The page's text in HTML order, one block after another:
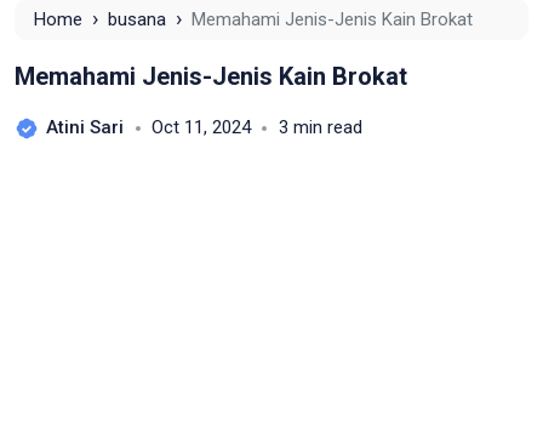
Home › busana › Memahami Jenis-Jenis Kain Brokat
Memahami Jenis-Jenis Kain Brokat
Atini Sari Oct 11, 2024 3 min read